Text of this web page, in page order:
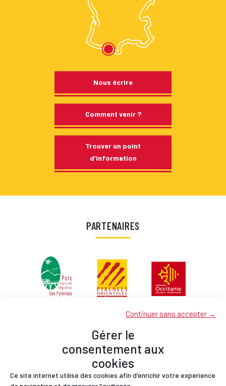
Gérer le
consentement aux
cookies
Ce site internet utilise des cookies afin d'enrichir votre expérience
Continuer sans accepter →
Nous écrire
Comment venir ?
Trouver un point
d’information
PARTENAIRES
Partenaires